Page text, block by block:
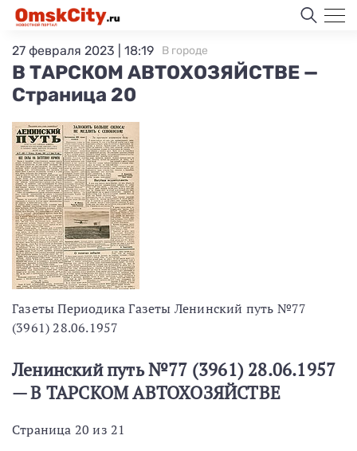
В ТАРСКОМ АВТОХОЗЯЙСТВЕ —
Страница 20
27 февраля 2023 | 18:19 В городе
Газеты Периодика Газеты Ленинский путь №77
(3961) 28.06.1957
Ленинский путь №77 (3961) 28.06.1957
— В ТАРСКОМ АВТОХОЗЯЙСТВЕ
Страница 20 из 21